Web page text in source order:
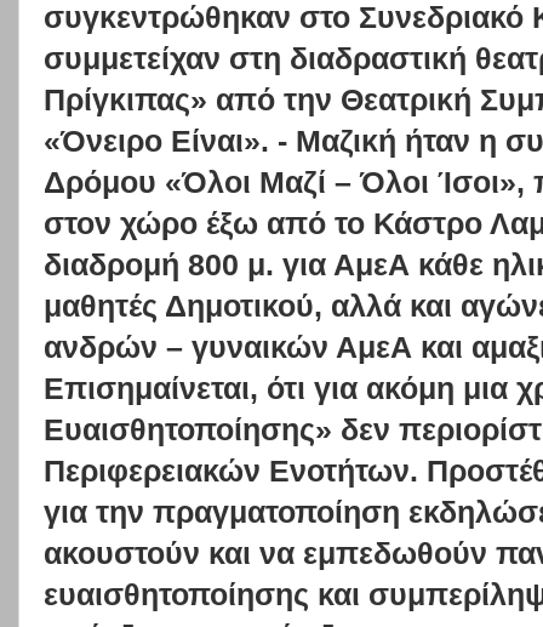
συγκεντρώθηκαν στο Συνεδριακό
συμμετείχαν στη διαδραστική
Πρίγκιπας» από την Θεατρική
«Όνειρο Είναι». - Μαζική ήταν η
Δρόμου «Όλοι Μαζί – Όλοι
στον χώρο έξω από το Κάστρο
διαδρομή 800 μ. για ΑμεΑ κάθε
μαθητές Δημοτικού, αλλά και
ανδρών – γυναικών ΑμεΑ και
Επισημαίνεται, ότι για ακόμη μια
Ευαισθητοποίησης» δεν
Περιφερειακών Ενοτήτων.
για την πραγματοποίηση
ακουστούν και να εμπεδωθούν
ευαισθητοποίησης και